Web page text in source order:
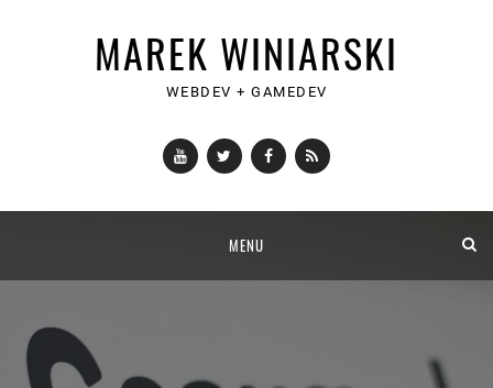
MAREK WINIARSKI
WEBDEV + GAMEDEV
YouTubeTwitterFacebook
RSS
content
MENU